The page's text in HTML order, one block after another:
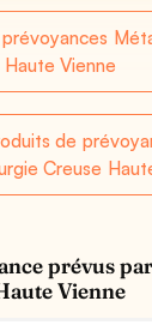
Haute Vienne
de
Creuse
prévus
Vienne